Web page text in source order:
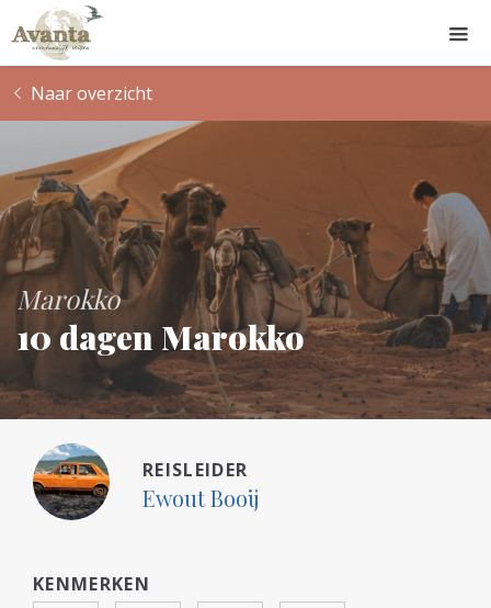
Naar overzicht
Marokko
10 dagen Marokko
REISLEIDER
Ewout Booij
KENMERKEN